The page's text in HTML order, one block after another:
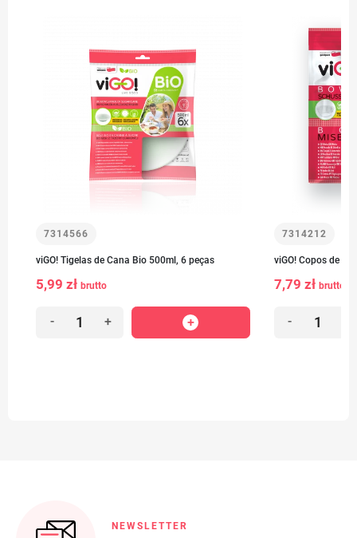
7314566
viGO! Tigelas de Cana Bio 500ml, 6 peças
5,99 zł brutto
- +
7314212
viGO! Copos de
7,79 zł brutto
-
NEWSLETTER